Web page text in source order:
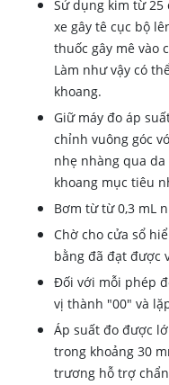
Sử dụng kim từ 25
xe gây tê cục bộ
thuốc gây mê vào
Làm như vậy có
khoang.
Giữ máy đo áp
chỉnh vuông góc
nhẹ nhàng qua
khoang mục tiêu
Bơm từ từ 0,3 mL
Chờ cho cửa sổ
bằng đã đạt được
Đối với mỗi phép
vị thành "00" và
Áp suất đo được
trong khoảng 30
trương hỗ trợ